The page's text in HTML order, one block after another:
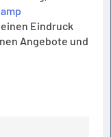
Eindruck
Angebote und